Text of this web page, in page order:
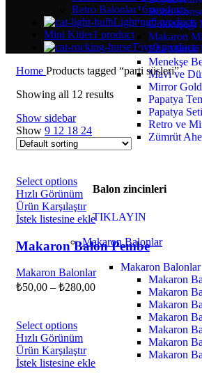
Boho
Makaron
Lila Mirror
Menekşe
Mavi ve
Mirror Gold
Papatya
Papatya
Retro ve
Zümrüt
Balon zincinleri
TIKLAYIN
Makaron Balonlar
Makaron Balonlar
Makaron
Makaron
Makaron
Makaron
Makaron
Makaron
Makaron
Retro Balonlar16 products
Lighting0 products
Mini Kitler1 product
Toys0 products
Home Products tagged “parti süsleri”
Showing all 12 results
Show sidebar
Show 9 12 18 24
Select options
Hızlı Görünüm
Ürün Karşılaştır
İstek listesine ekle
Makaron Balon Pembe
Makaron Balonlar
₺50,00 – ₺280,00
Select options
Hızlı Görünüm
Ürün Karşılaştır
İstek listesine ekle